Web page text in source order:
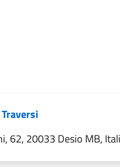
62, 20033 Desio MB,